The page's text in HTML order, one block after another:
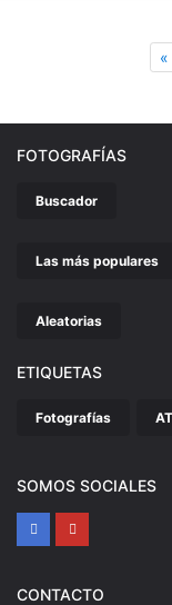
«
FOTOGRAFÍAS
Buscador
Las más populares
Aleatorias
ETIQUETAS
Fotografías
SOMOS SOCIALES
CONTACTO